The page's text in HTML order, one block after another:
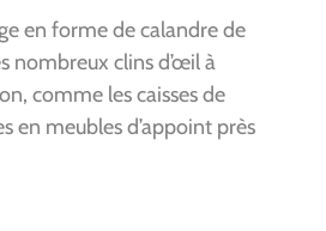
en forme de calandre de
nombreux clins d’œil à
comme les caisses de
en meubles d’appoint près